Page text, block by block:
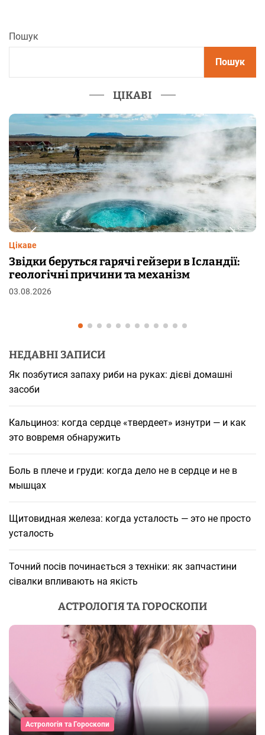
Пошук
Пошук
ЦІКАВІ
Цікаве
Чому від переляку з’являються мурашки на
шкірі: фізіологія пілоерекції
29.07.2026
НЕДАВНІ ЗАПИСИ
Як позбутися запаху риби на руках: дієві домашні
засоби
Кальциноз: когда сердце «твердеет» изнутри — и как
это вовремя обнаружить
Боль в плече и груди: когда дело не в сердце и не в
мышцах
Щитовидная железа: когда усталость — это не просто
усталость
Точний посів починається з техніки: як запчастини
сівалки впливають на якість
АСТРОЛОГІЯ ТА ГОРОСКОПИ
Астрологія та Гороскопи